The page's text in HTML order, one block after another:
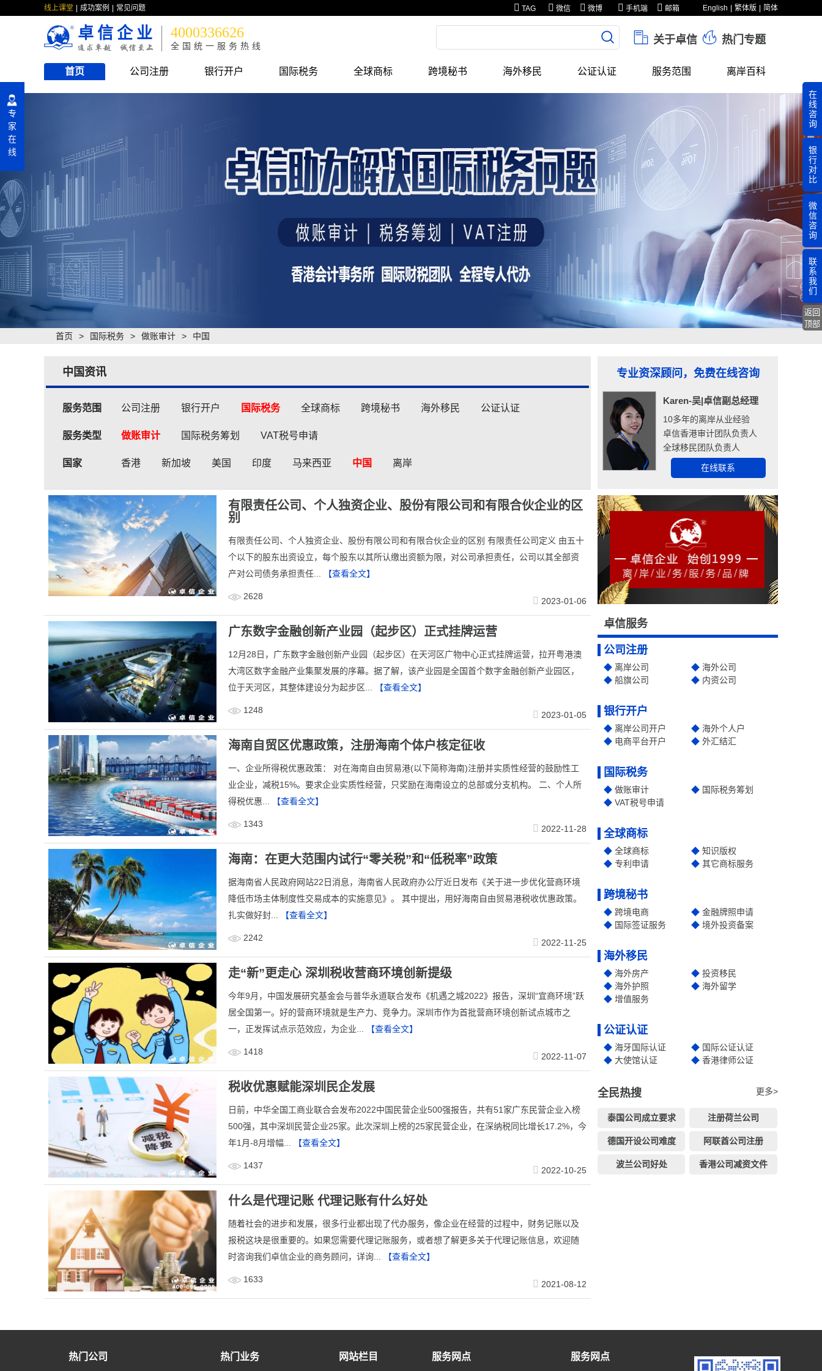
线上课堂 成功案例 常见问题 English 繁体版 简体
TAG 微信 微博 手机端 邮箱
卓信企业 4000336626
全国统一服务热线
关于卓信 热门专题
首页 公司注册 银行开户 国际税务 全球商标 跨境秘书 海外移民 公证认证 服务范围 离岸百科
首页 > 国际税务 > 做账审计 > 中国
中国资讯
服务范围 公司注册 银行开户 国际税务 全球商标 跨境秘书 海外移民 公证认证
服务类型 做账审计 国际税务筹划 VAT税号申请
国家 香港 新加坡 美国 印度 马来西亚 中国 离岸
有限责任公司、个人独资企业、股份有限公司和有限合伙企业的区
别
有限责任公司、个人独资企业、股份有限公司和有限合伙企业的区别 有限责任公司定义 由五十
个以下的股东出资设立，每个股东以其所认缴出资额为限，对公司承担责任，公司以其全部资
产对公司债务承担责任...
【查看全文】
2628 2023-01-06
广东数字金融创新产业园（起步区）正式挂牌运营
12月28日，广东数字金融创新产业园（起步区）在天河区广物中心正式挂牌运营，拉开粤港澳
大湾区数字金融产业集聚发展的序幕。据了解，该产业园是全国首个数字金融创新产业园区，
位于天河区，其整体建设分为起步区...
【查看全文】
1248 2023-01-05
海南自贸区优惠政策，注册海南个体户核定征收
一、企业所得税优惠政策： 对在海南自由贸易港(以下简称海南)注册并实质性经营的鼓励性工
业企业，减税15%。要求企业实质性经营，只奖励在海南设立的总部或分支机构。 二、个人所
得税优惠...
【查看全文】
1343 2022-11-28
海南：在更大范围内试行“零关税”和“低税率”政策
据海南省人民政府网站22日消息，海南省人民政府办公厅近日发布《关于进一步优化营商环境
降低市场主体制度性交易成本的实施意见》。 其中提出，用好海南自由贸易港税收优惠政策。
扎实做好封...
【查看全文】
2242 2022-11-25
走“新”更走心 深圳税收营商环境创新提级
今年9月，中国发展研究基金会与普华永道联合发布《机遇之城2022》报告，深圳“宜商环境”跃
居全国第一。好的营商环境就是生产力、竞争力。深圳市作为首批营商环境创新试点城市之
一，正发挥试点示范效应，为企业...
【查看全文】
1418 2022-11-07
税收优惠赋能深圳民企发展
日前，中华全国工商业联合会发布2022中国民营企业500强报告，共有51家广东民营企业入榜
500强，其中深圳民营企业25家。此次深圳上榜的25家民营企业，在深纳税同比增长17.2%，今
年1月-8月增幅...
【查看全文】
1437 2022-10-25
什么是代理记账 代理记账有什么好处
​随着社会的进步和发展，很多行业都出现了代办服务，像企业在经营的过程中，财务记账以及
报税这块是很重要的。如果您需要代理记账服务，或者想了解更多关于代理记账信息，欢迎随
时咨询我们卓信企业的商务顾问，详询...
【查看全文】
1633 2021-08-12
专业资深顾问，免费在线咨询
Karen-吴|卓信副总经理
10多年的离岸从业经验
卓信香港审计团队负责人
全球移民团队负责人
在线联系
卓信服务
公司注册
离岸公司
海外公司
船旗公司
内资公司
银行开户
离岸公司开户
海外个人户
电商平台开户
外汇结汇
国际税务
做账审计
国际税务筹划
VAT税号申请
全球商标
全球商标
知识版权
专利申请
其它商标服务
跨境秘书
跨境电商
金融牌照申请
国际签证服务
境外投资备案
海外移民
海外房产
投资移民
海外护照
海外留学
增值服务
公证认证
海牙国际认证
国际公证认证
大使馆认证
香港律师公证
全民热搜 更多>
泰国公司成立要求 注册荷兰公司
德国开设公司难度 阿联酋公司注册
波兰公司好处 香港公司减资文件
热门公司 热门业务 网站栏目 服务网点 服务网点
专
家
在
线
在
线
咨
询
银
行
对
比
微
信
咨
询
联
系
我
们
返回
顶部